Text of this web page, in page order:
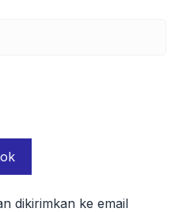
dikirimkan ke email